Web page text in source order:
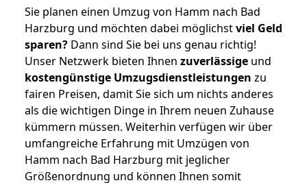
Sie planen einen Umzug von Hamm nach Bad
Harzburg und möchten dabei möglichstviel Geld
sparen? Dann sind Sie bei uns genau richtig!
Unser Netzwerk bieten Ihnen zuverlässige und
kostengünstige Umzugsdienstleistungen zu
fairen Preisen, damit Sie sich um nichts anderes
als die wichtigen Dinge in Ihrem neuen Zuhause
kümmern müssen. Weiterhin verfügen wir über
umfangreiche Erfahrung mit Umzügen von
Hamm nach Bad Harzburg mit jeglicher
Größenordnung und können Ihnen somit